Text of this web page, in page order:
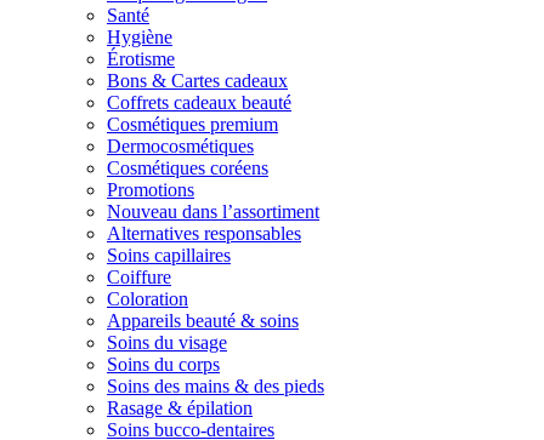
Santé
Hygiène
Érotisme
Bons & Cartes cadeaux
Coffrets cadeaux beauté
Cosmétiques premium
Dermocosmétiques
Cosmétiques coréens
Promotions
Nouveau dans l’assortiment
Alternatives responsables
Soins capillaires
Coiffure
Coloration
Appareils beauté & soins
Soins du visage
Soins du corps
Soins des mains & des pieds
Rasage & épilation
Soins bucco-dentaires